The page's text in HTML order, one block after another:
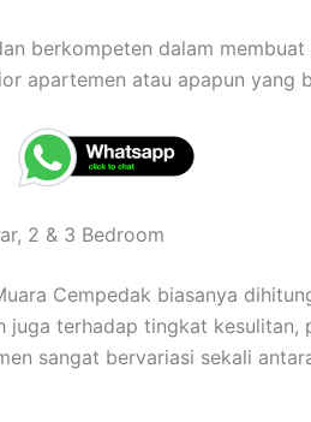
berkompeten dalam
apartemen atau apapun yang
2 & 3 Bedroom
Cempedak biasanya
terhadap tingkat kesulitan,
sangat bervariasi sekali